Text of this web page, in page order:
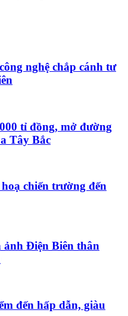
nghệ chắp cánh tư
tỉ đồng, mở đường
Tây Bắc
chiến trường đến
Điện Biên thân
đến hấp dẫn, giàu